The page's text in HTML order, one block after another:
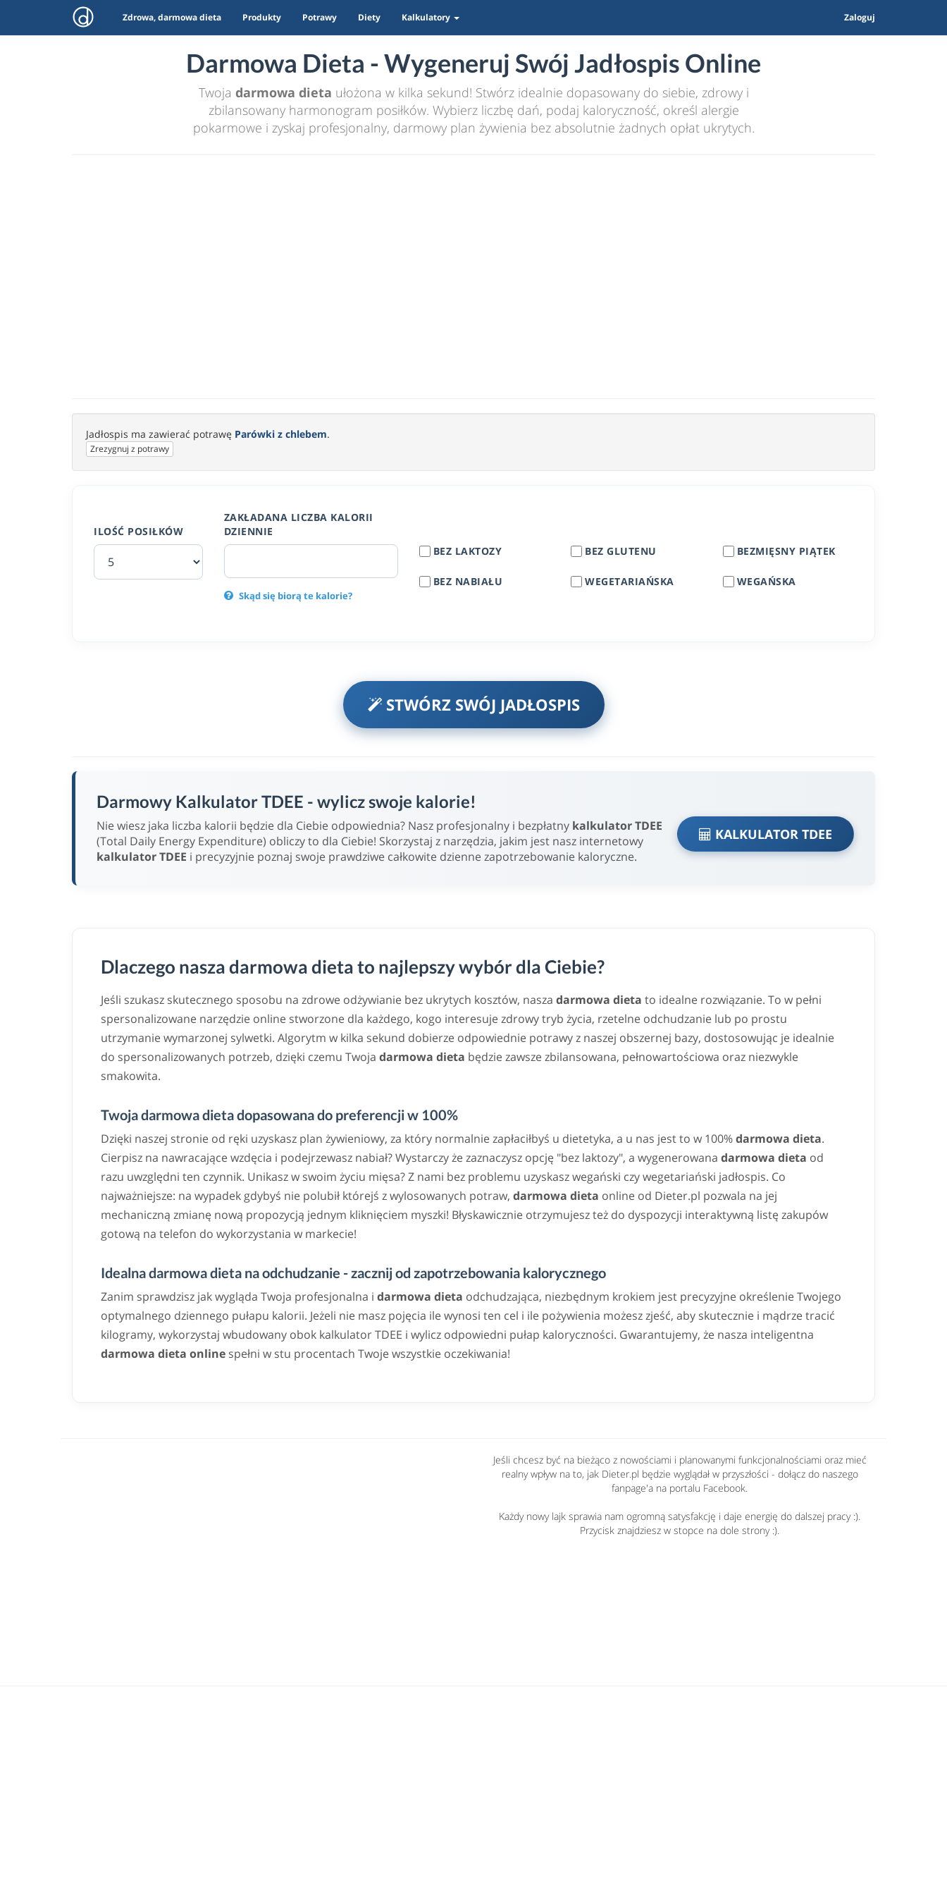
Zdrowa, darmowa dieta Produkty Potrawy Diety Kalkulatory Zaloguj
Darmowa Dieta - Wygeneruj Swój Jadłospis Online
Twoja darmowa dieta ułożona w kilka sekund! Stwórz idealnie dopasowany do siebie, zdrowy i
zbilansowany harmonogram posiłków. Wybierz liczbę dań, podaj kaloryczność, określ alergie
pokarmowe i zyskaj profesjonalny, darmowy plan żywienia bez absolutnie żadnych opłat ukrytych.
Jadłospis ma zawierać potrawę Parówki z chlebem.
Zrezygnuj z potrawy
ILOŚĆ POSIŁKÓW
ZAKŁADANA LICZBA KALORII
DZIENNIE
Skąd się biorą te kalorie?
BEZ LAKTOZY
BEZ NABIAŁU
BEZ GLUTENU
WEGETARIAŃSKA
BEZMIĘSNY PIĄTEK
WEGAŃSKA
STWÓRZ SWÓJ JADŁOSPIS
Darmowy Kalkulator TDEE - wylicz swoje kalorie!
Nie wiesz jaka liczba kalorii będzie dla Ciebie odpowiednia? Nasz profesjonalny i bezpłatny kalkulator TDEE
(Total Daily Energy Expenditure) obliczy to dla Ciebie! Skorzystaj z narzędzia, jakim jest nasz internetowy
kalkulator TDEE i precyzyjnie poznaj swoje prawdziwe całkowite dzienne zapotrzebowanie kaloryczne.
KALKULATOR TDEE
Dlaczego nasza darmowa dieta to najlepszy wybór dla Ciebie?
Jeśli szukasz skutecznego sposobu na zdrowe odżywianie bez ukrytych kosztów, nasza darmowa dieta to idealne rozwiązanie. To w pełni
spersonalizowane narzędzie online stworzone dla każdego, kogo interesuje zdrowy tryb życia, rzetelne odchudzanie lub po prostu
utrzymanie wymarzonej sylwetki. Algorytm w kilka sekund dobierze odpowiednie potrawy z naszej obszernej bazy, dostosowując je idealnie
do spersonalizowanych potrzeb, dzięki czemu Twoja darmowa dieta będzie zawsze zbilansowana, pełnowartościowa oraz niezwykle
smakowita.
Twoja darmowa dieta dopasowana do preferencji w 100%
Dzięki naszej stronie od ręki uzyskasz plan żywieniowy, za który normalnie zapłaciłbyś u dietetyka, a u nas jest to w 100%darmowa dieta.
Cierpisz na nawracające wzdęcia i podejrzewasz nabiał? Wystarczy że zaznaczysz opcję "bez laktozy", a wygenerowana darmowa dieta od
razu uwzględni ten czynnik. Unikasz w swoim życiu mięsa? Z nami bez problemu uzyskasz wegański czy wegetariański jadłospis. Co
najważniejsze: na wypadek gdybyś nie polubił którejś z wylosowanych potraw, darmowa dieta online od Dieter.pl pozwala na jej
mechaniczną zmianę nową propozycją jednym kliknięciem myszki! Błyskawicznie otrzymujesz też do dyspozycji interaktywną listę zakupów
gotową na telefon do wykorzystania w markecie!
Idealna darmowa dieta na odchudzanie - zacznij od zapotrzebowania kalorycznego
Zanim sprawdzisz jak wygląda Twoja profesjonalna i darmowa dieta odchudzająca, niezbędnym krokiem jest precyzyjne określenie Twojego
optymalnego dziennego pułapu kalorii. Jeżeli nie masz pojęcia ile wynosi ten cel i ile pożywienia możesz zjeść, aby skutecznie i mądrze tracić
kilogramy, wykorzystaj wbudowany obok kalkulator TDEE i wylicz odpowiedni pułap kaloryczności. Gwarantujemy, że nasza inteligentna
darmowa dieta online spełni w stu procentach Twoje wszystkie oczekiwania!
Jeśli chcesz być na bieżąco z nowościami i planowanymi funkcjonalnościami oraz mieć
realny wpływ na to, jak Dieter.pl będzie wyglądał w przyszłości - dołącz do naszego
fanpage'a na portalu Facebook.
Każdy nowy lajk sprawia nam ogromną satysfakcję i daje energię do dalszej pracy :).
Przycisk znajdziesz w stopce na dole strony :).